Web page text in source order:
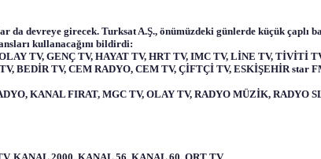
da devreye girecek. Turksat A.Ş., önümüzdeki günlerde küçük çaplı
kullanacağını bildirdi:
TV, GENÇ TV, HAYAT TV, HRT TV, IMC TV, LİNE TV, TİVİTİ
BEDİR TV, CEM RADYO, CEM TV, ÇİFTÇİ TV, ESKİŞEHİR star
KANAL FIRAT, MGC TV, OLAY TV, RADYO MÜZİK, RADYO